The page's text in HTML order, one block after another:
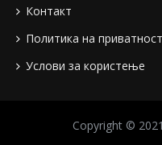
Контакт
Политика на приватност
Услови за користење
Copyright ©